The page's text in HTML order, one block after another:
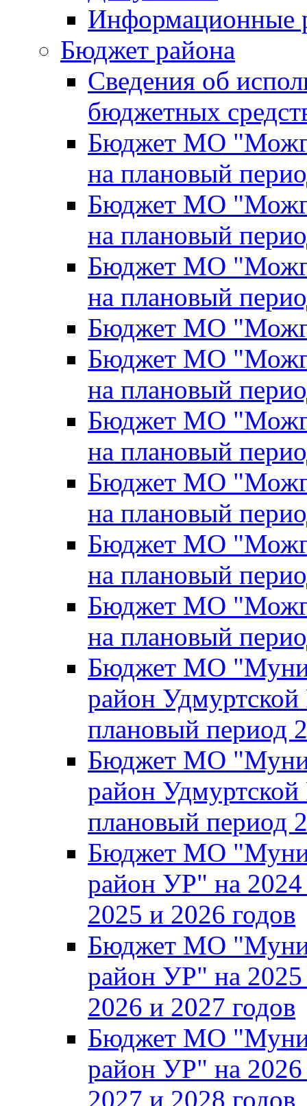
Информационные
Бюджет района
Сведения об
бюджетных
Бюджет МО
на плановый
Бюджет МО
на плановый
Бюджет МО
на плановый
Бюджет МО
Бюджет МО
на плановый
Бюджет МО
на плановый
Бюджет МО
на плановый
Бюджет МО
на плановый
Бюджет МО
на плановый
Бюджет МО
район
плановый период
Бюджет МО
район
плановый период
Бюджет МО
район УР" на 2024
2025 и 2026 годов
Бюджет МО
район УР" на 2025
2026 и 2027 годов
Бюджет МО
район УР" на 2026
2027 и 2028 годов